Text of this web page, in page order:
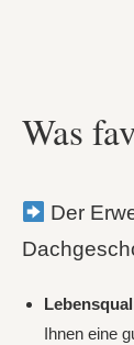
Was
Der
Ihnen eine